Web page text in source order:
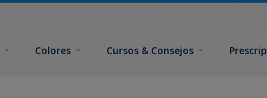
Colores Cursos & Consejos